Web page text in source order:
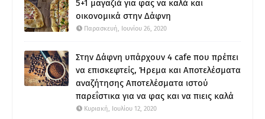
5+1 μαγαζιά για φας να καλά και
οικονομικά στην Δάφνη
Παρασκευή, Ιουνίου 26, 2020
Στην Δάφνη υπάρχουν 4 cafe που πρέπει
να επισκεφτείς, Ήρεμα και Αποτελέσματα
αναζήτησης Αποτελέσματα ιστού
παρεΐστικα για να φας και να πιεις καλά
Κυριακή, Ιουλίου 12, 2020